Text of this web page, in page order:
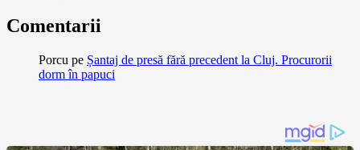
Comentarii
Porcu pe Șantaj de presă fără precedent la Cluj. Procurorii
dorm în papuci